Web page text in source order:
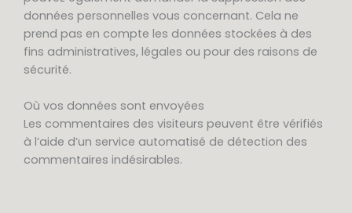
données personnelles vous concernant. Cela ne
prend pas en compte les données stockées à des
fins administratives, légales ou pour des raisons de
sécurité.
Où vos données sont envoyées
Les commentaires des visiteurs peuvent être vérifiés
à l’aide d’un service automatisé de détection des
commentaires indésirables.